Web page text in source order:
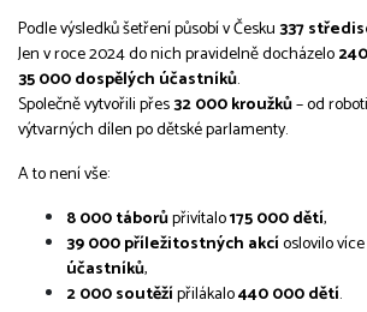
Podle výsledků šetření působí v Česku337
Jen v roce 2024 do nich pravidelně docházelo
35 000 dospělých účastníků.
Společně vytvořili přes32 000 kroužků– od
výtvarných dílen po dětské parlamenty.
A to není vše:
8 000 táborůpřivítalo175 000 dětí,
39 000 příležitostných akcíoslovilo
účastníků,
2 000 soutěžípřilákalo440 000 dětí.